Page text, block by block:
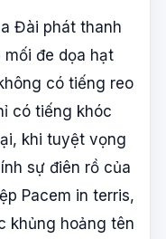
Đài phát thanh
mối đe dọa hạt
có tiếng reo
có tiếng khóc
khi tuyệt vọng
sự điên rồ của
Pacem in terris,
khủng hoảng tên